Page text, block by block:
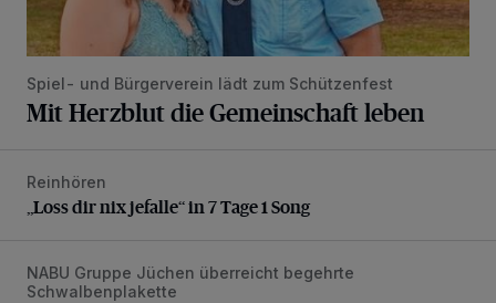
Spiel- und Bürgerverein lädt zum Schützenfest
Mit Herzblut die Gemeinschaft leben
„Loss dir nix jefalle“ in 7 Tage 1 Song
Reinhören
„Loss dir nix jefalle“ in 7 Tage 1 Song
Vorbildlicher Einsatz für den Artenschutz gewürdigt
NABU Gruppe Jüchen überreicht begehrte
Schwalbenplakette